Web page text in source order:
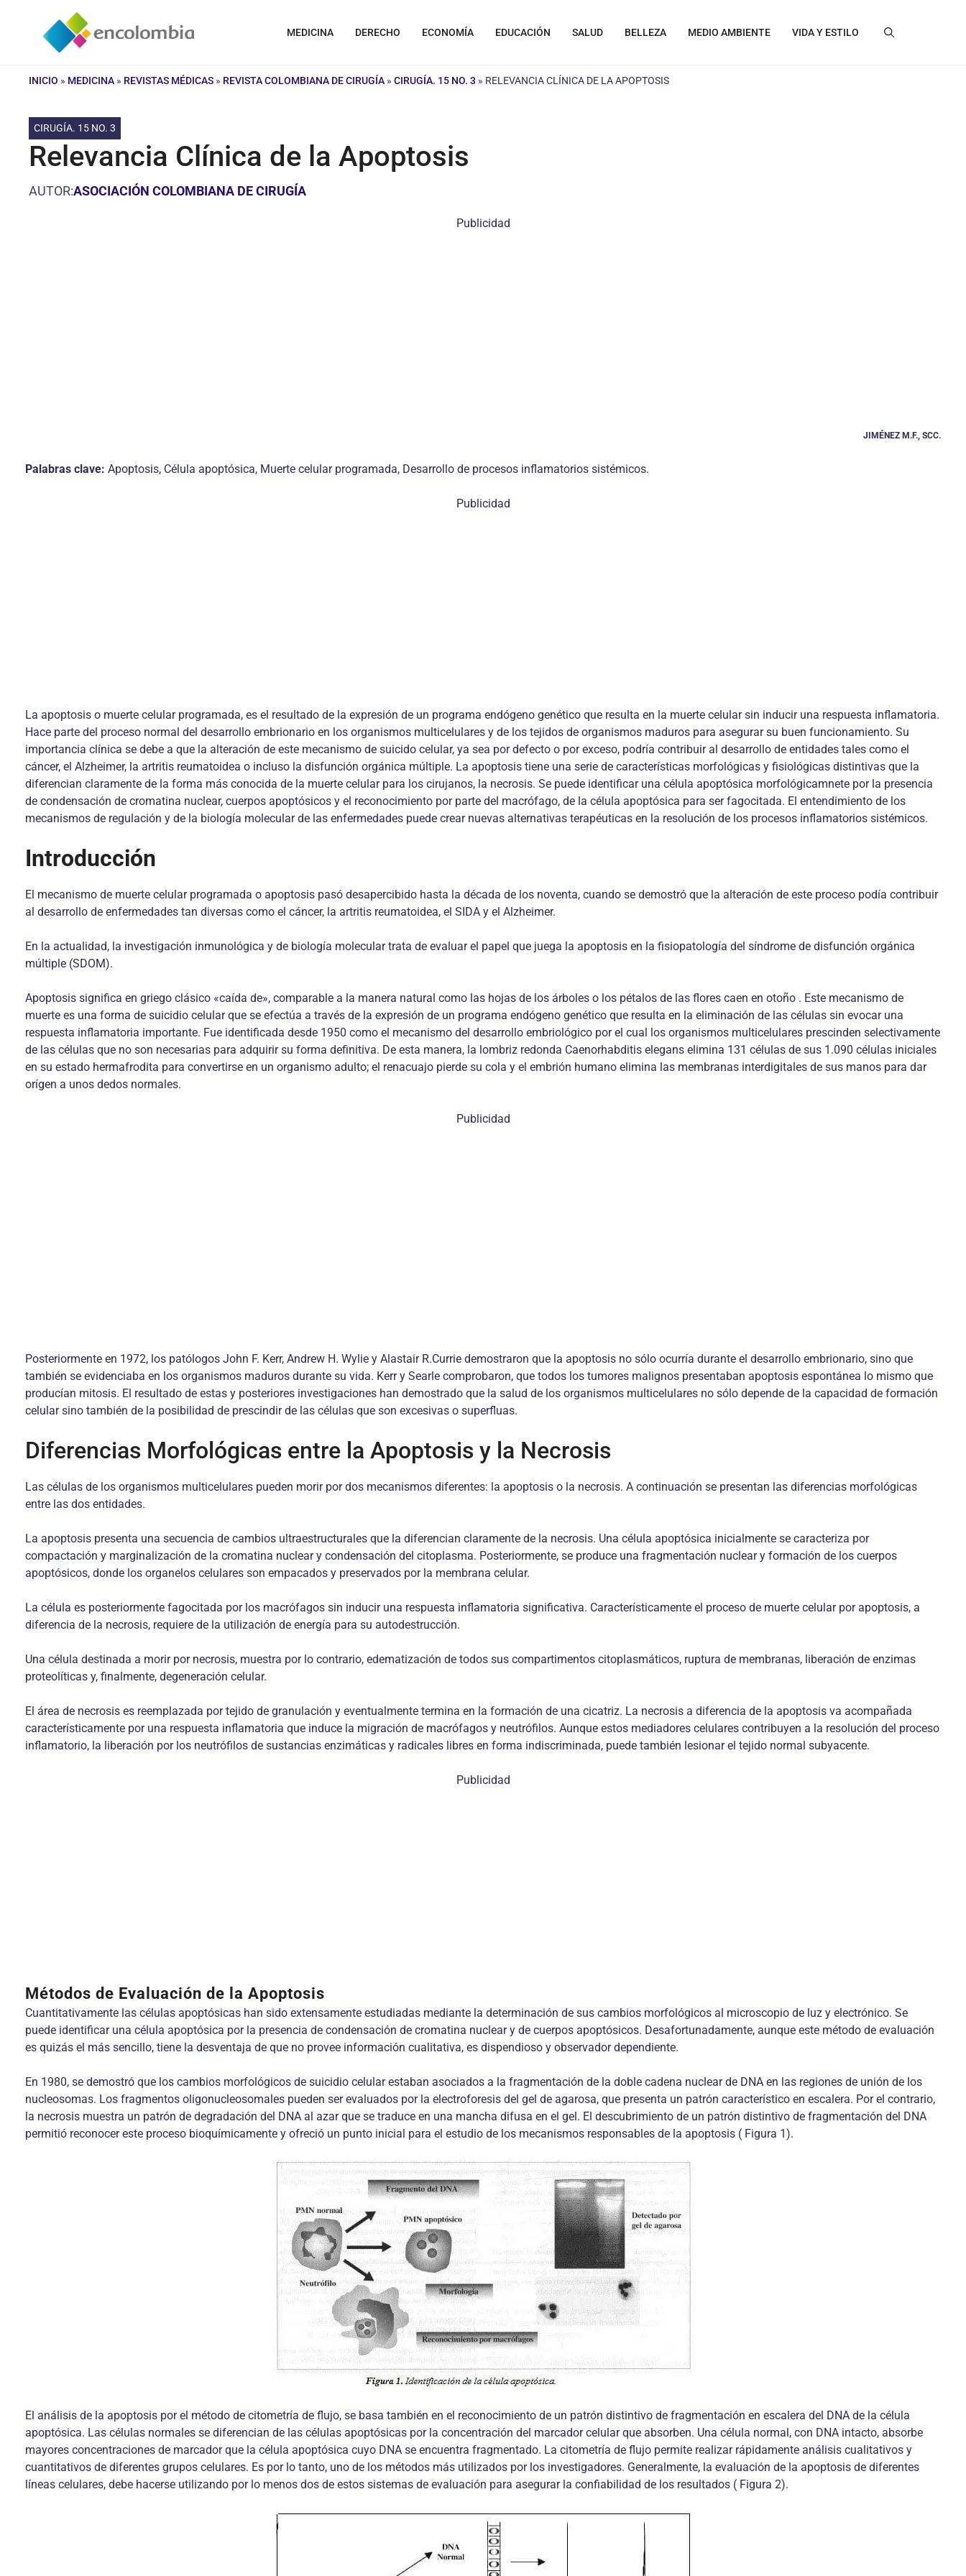
contenido
MEDICINA DERECHO ECONOMÍA EDUCACIÓN SALUD BELLEZA MEDIO AMBIENTE VIDA Y ESTILO
INICIO » MEDICINA » REVISTAS MÉDICAS » REVISTA COLOMBIANA DE CIRUGÍA » CIRUGÍA. 15 NO. 3 » RELEVANCIA CLÍNICA DE LA APOPTOSIS
CIRUGÍA. 15 NO. 3
Relevancia Clínica de la Apoptosis
AUTOR:ASOCIACIÓN COLOMBIANA DE CIRUGÍA
Publicidad
JIMÉNEZ M.F., SCC.
Palabras clave: Apoptosis, Célula apoptósica, Muerte celular programada, Desarrollo de procesos inflamatorios sistémicos.
Publicidad
La apoptosis o muerte celular programada, es el resultado de la expresión de un programa endógeno genético que resulta en la muerte celular sin inducir una respuesta inflamatoria.
Hace parte del proceso normal del desarrollo embrionario en los organismos multicelulares y de los tejidos de organismos maduros para asegurar su buen funcionamiento. Su
importancia clínica se debe a que la alteración de este mecanismo de suicido celular, ya sea por defecto o por exceso, podría contribuir al desarrollo de entidades tales como el
cáncer, el Alzheimer, la artritis reumatoidea o incluso la disfunción orgánica múltiple. La apoptosis tiene una serie de características morfológicas y fisiológicas distintivas que la
diferencian claramente de la forma más conocida de la muerte celular para los cirujanos, la necrosis. Se puede identificar una célula apoptósica morfológicamnete por la presencia
de condensación de cromatina nuclear, cuerpos apoptósicos y el reconocimiento por parte del macrófago, de la célula apoptósica para ser fagocitada. El entendimiento de los
mecanismos de regulación y de la biología molecular de las enfermedades puede crear nuevas alternativas terapéuticas en la resolución de los procesos inflamatorios sistémicos.
Introducción
El mecanismo de muerte celular programada o apoptosis pasó desapercibido hasta la década de los noventa, cuando se demostró que la alteración de este proceso podía contribuir
al desarrollo de enfermedades tan diversas como el cáncer, la artritis reumatoidea, el SIDA y el Alzheimer.
En la actualidad, la investigación inmunológica y de biología molecular trata de evaluar el papel que juega la apoptosis en la fisiopatología del síndrome de disfunción orgánica
múltiple (SDOM).
Apoptosis significa en griego clásico «caída de», comparable a la manera natural como las hojas de los árboles o los pétalos de las flores caen en otoño . Este mecanismo de
muerte es una forma de suicidio celular que se efectúa a través de la expresión de un programa endógeno genético que resulta en la eliminación de las células sin evocar una
respuesta inflamatoria importante. Fue identificada desde 1950 como el mecanismo del desarrollo embriológico por el cual los organismos multicelulares prescinden selectivamente
de las células que no son necesarias para adquirir su forma definitiva. De esta manera, la lombriz redonda Caenorhabditis elegans elimina 131 células de sus 1.090 células iniciales
en su estado hermafrodita para convertirse en un organismo adulto; el renacuajo pierde su cola y el embrión humano elimina las membranas interdigitales de sus manos para dar
orígen a unos dedos normales.
Publicidad
Posteriormente en 1972, los patólogos John F. Kerr, Andrew H. Wylie y Alastair R.Currie demostraron que la apoptosis no sólo ocurría durante el desarrollo embrionario, sino que
también se evidenciaba en los organismos maduros durante su vida. Kerr y Searle comprobaron, que todos los tumores malignos presentaban apoptosis espontánea lo mismo que
producían mitosis. El resultado de estas y posteriores investigaciones han demostrado que la salud de los organismos multicelulares no sólo depende de la capacidad de formación
celular sino también de la posibilidad de prescindir de las células que son excesivas o superfluas.
Diferencias Morfológicas entre la Apoptosis y la Necrosis
Las células de los organismos multicelulares pueden morir por dos mecanismos diferentes: la apoptosis o la necrosis. A continuación se presentan las diferencias morfológicas
entre las dos entidades.
La apoptosis presenta una secuencia de cambios ultraestructurales que la diferencian claramente de la necrosis. Una célula apoptósica inicialmente se caracteriza por
compactación y marginalización de la cromatina nuclear y condensación del citoplasma. Posteriormente, se produce una fragmentación nuclear y formación de los cuerpos
apoptósicos, donde los organelos celulares son empacados y preservados por la membrana celular.
La célula es posteriormente fagocitada por los macrófagos sin inducir una respuesta inflamatoria significativa. Característicamente el proceso de muerte celular por apoptosis, a
diferencia de la necrosis, requiere de la utilización de energía para su autodestrucción.
Una célula destinada a morir por necrosis, muestra por lo contrario, edematización de todos sus compartimentos citoplasmáticos, ruptura de membranas, liberación de enzimas
proteolíticas y, finalmente, degeneración celular.
El área de necrosis es reemplazada por tejido de granulación y eventualmente termina en la formación de una cicatriz. La necrosis a diferencia de la apoptosis va acompañada
característicamente por una respuesta inflamatoria que induce la migración de macrófagos y neutrófilos. Aunque estos mediadores celulares contribuyen a la resolución del proceso
inflamatorio, la liberación por los neutrófilos de sustancias enzimáticas y radicales libres en forma indiscriminada, puede también lesionar el tejido normal subyacente.
Publicidad
Métodos de Evaluación de la Apoptosis
Cuantitativamente las células apoptósicas han sido extensamente estudiadas mediante la determinación de sus cambios morfológicos al microscopio de luz y electrónico. Se
puede identificar una célula apoptósica por la presencia de condensación de cromatina nuclear y de cuerpos apoptósicos. Desafortunadamente, aunque este método de evaluación
es quizás el más sencillo, tiene la desventaja de que no provee información cualitativa, es dispendioso y observador dependiente.
En 1980, se demostró que los cambios morfológicos de suicidio celular estaban asociados a la fragmentación de la doble cadena nuclear de DNA en las regiones de unión de los
nucleosomas. Los fragmentos oligonucleosomales pueden ser evaluados por la electroforesis del gel de agarosa, que presenta un patrón característico en escalera. Por el contrario,
la necrosis muestra un patrón de degradación del DNA al azar que se traduce en una mancha difusa en el gel. El descubrimiento de un patrón distintivo de fragmentación del DNA
permitió reconocer este proceso bioquímicamente y ofreció un punto inicial para el estudio de los mecanismos responsables de la apoptosis ( Figura 1).
El análisis de la apoptosis por el método de citometría de flujo, se basa también en el reconocimiento de un patrón distintivo de fragmentación en escalera del DNA de la célula
apoptósica. Las células normales se diferencian de las células apoptósicas por la concentración del marcador celular que absorben. Una célula normal, con DNA intacto, absorbe
mayores concentraciones de marcador que la célula apoptósica cuyo DNA se encuentra fragmentado. La citometría de flujo permite realizar rápidamente análisis cualitativos y
cuantitativos de diferentes grupos celulares. Es por lo tanto, uno de los métodos más utilizados por los investigadores. Generalmente, la evaluación de la apoptosis de diferentes
líneas celulares, debe hacerse utilizando por lo menos dos de estos sistemas de evaluación para asegurar la confiabilidad de los resultados ( Figura 2).